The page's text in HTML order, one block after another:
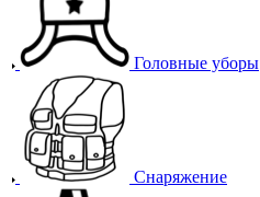
Головные уборы
Снаряжение